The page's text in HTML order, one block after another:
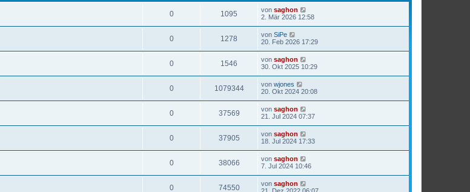
0 1095 von saghon
2. Mär 2026 12:58
0 1278 von SiPe
20. Feb 2026 17:29
0 1546 von saghon
30. Okt 2025 10:29
0 1079344 von wjones
20. Okt 2024 20:08
0 37569 von saghon
21. Jul 2024 07:37
0 37905 von saghon
18. Jul 2024 17:33
0 38066 von saghon
7. Jul 2024 10:46
0 74550 von saghon